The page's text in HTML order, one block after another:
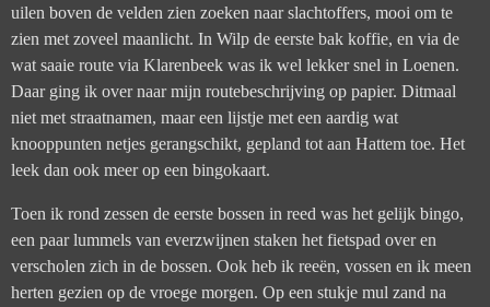
uilen boven de velden zien zoeken naar slachtoffers, mooi om te
zien met zoveel maanlicht. In Wilp de eerste bak koffie, en via de
wat saaie route via Klarenbeek was ik wel lekker snel in Loenen.
Daar ging ik over naar mijn routebeschrijving op papier. Ditmaal
niet met straatnamen, maar een lijstje met een aardig wat
knooppunten netjes gerangschikt, gepland tot aan Hattem toe. Het
leek dan ook meer op een bingokaart.
Toen ik rond zessen de eerste bossen in reed was het gelijk bingo,
een paar lummels van everzwijnen staken het fietspad over en
verscholen zich in de bossen. Ook heb ik reeën, vossen en ik meen
herten gezien op de vroege morgen. Op een stukje mul zand na